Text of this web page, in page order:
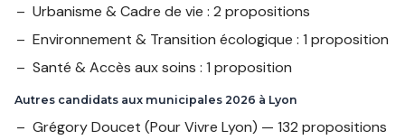
Urbanisme & Cadre de vie : 2 propositions
Environnement & Transition écologique : 1 proposition
Santé & Accès aux soins : 1 proposition
Autres candidats aux municipales 2026 à Lyon
Grégory Doucet (Pour Vivre Lyon) — 132 propositions